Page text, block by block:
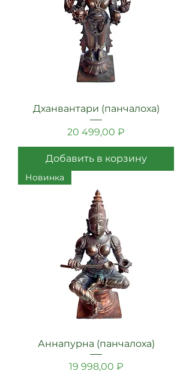
Дханвантари (панчалоха)
Цена
20 499,00 ₽
Добавить в корзину
Новинка
Аннапурна (панчалоха)
Цена
19 998,00 ₽